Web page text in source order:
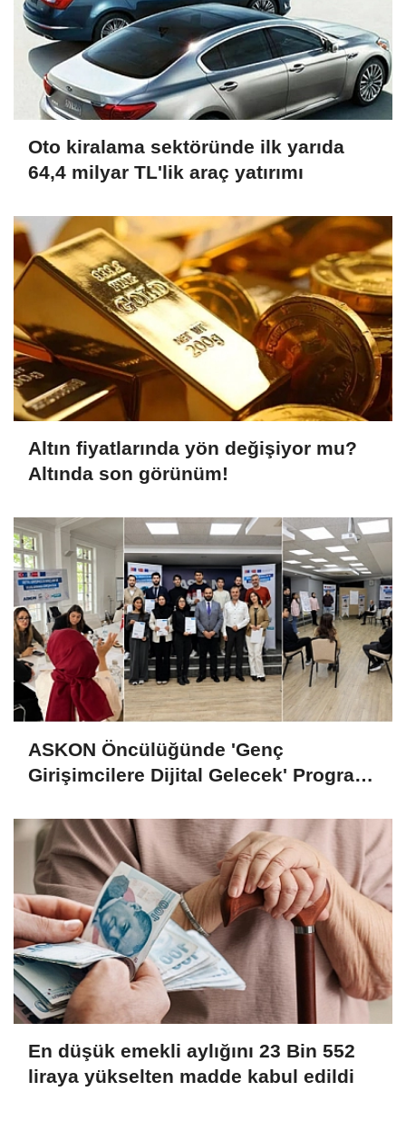
Oto kiralama sektöründe ilk yarıda
64,4 milyar TL'lik araç yatırımı
Altın fiyatlarında yön değişiyor mu?
Altında son görünüm!
ASKON Öncülüğünde 'Genç
Girişimcilere Dijital Gelecek' Programı
En düşük emekli aylığını 23 Bin 552
liraya yükselten madde kabul edildi